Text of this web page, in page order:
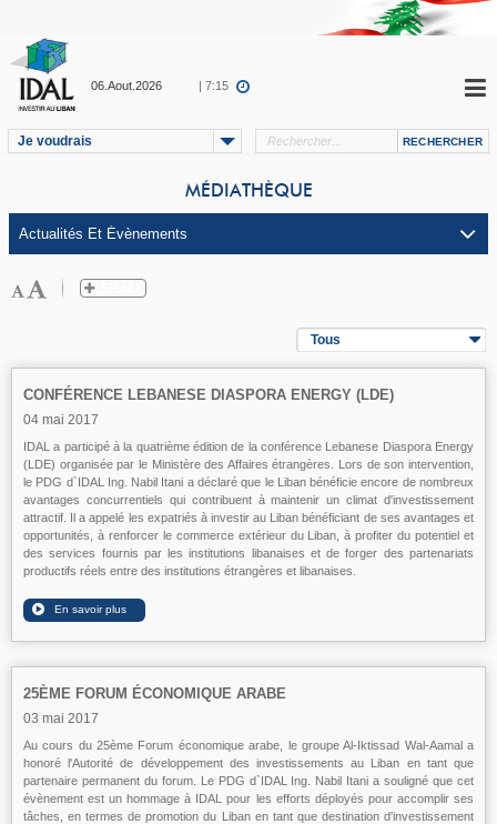
06.Aout.2026 | 7:15
Je voudrais
MÉDIATHÈQUE
Tous
CONFÉRENCE LEBANESE DIASPORA ENERGY (LDE)
04 mai 2017
IDAL a participé à la quatrième édition de la conférence Lebanese Diaspora Energy
(LDE) organisée par le Ministère des Affaires étrangères. Lors de son intervention,
le PDG d`IDAL Ing. Nabil Itani a déclaré que le Liban bénéficie encore de nombreux
avantages concurrentiels qui contribuent à maintenir un climat d'investissement
attractif. Il a appelé les expatriés à investir au Liban bénéficiant de ses avantages et
opportunités, à renforcer le commerce extérieur du Liban, à profiter du potentiel et
des services fournis par les institutions libanaises et de forger des partenariats
productifs réels entre des institutions étrangères et libanaises.
25ÈME FORUM ÉCONOMIQUE ARABE
03 mai 2017
Au cours du 25ème Forum économique arabe, le groupe Al-Iktissad Wal-Aamal a
honoré l'Autorité de développement des investissements au Liban en tant que
partenaire permanent du forum. Le PDG d`IDAL Ing. Nabil Itani a souligné que cet
évènement est un hommage à IDAL pour les efforts déployés pour accomplir ses
tâches, en termes de promotion du Liban en tant que destination d'investissement